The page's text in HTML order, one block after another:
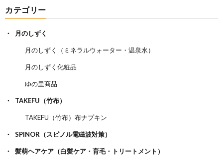
カテゴリー
月のしずく
月のしずく（ミネラルウォーター・温泉水）
月のしずく化粧品
ゆの里商品
TAKEFU（竹布）
TAKEFU（竹布）布ナプキン
SPINOR（スピノル電磁波対策）
髪萌ヘアケア（白髪ケア・育毛・トリートメント）